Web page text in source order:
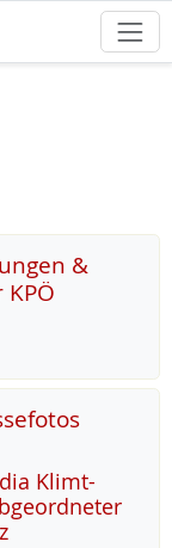
&
Klimt-